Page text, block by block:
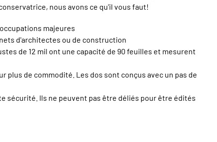
nous avons ce qu'il vous faut!
majeures
d'architectes ou de construction
de 12 mil ont une capacité de 90 feuilles et mesurent
plus de commodité. Les dos sont conçus avec un pas de
sécurité. Ils ne peuvent pas être déliés pour être édités